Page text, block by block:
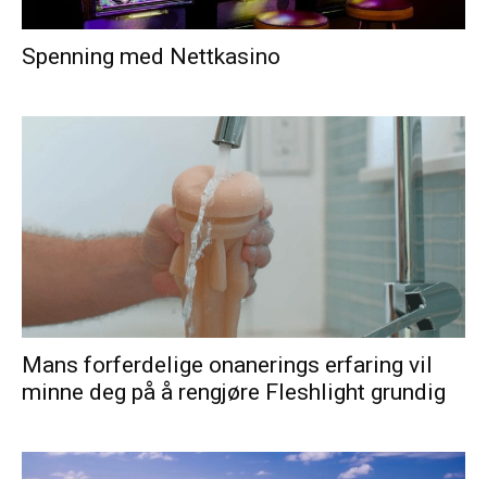
Spenning med Nettkasino
Mans forferdelige onanerings erfaring vil
minne deg på å rengjøre Fleshlight grundig